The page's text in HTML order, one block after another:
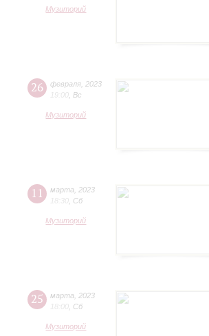
Музиторий
26 февраля 2023
19:00 Вс
Музиторий
11 марта
2023
18:30 Сб
Музиторий
25 марта
2023
18:00 Сб
Музиторий